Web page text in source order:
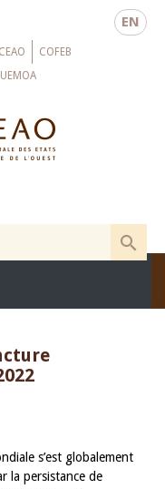
EN
COFEB
s’est globalement
la persistance de